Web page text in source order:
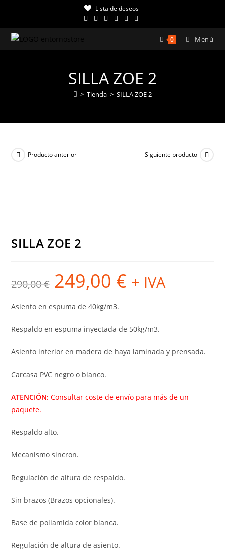
contenido
Lista de deseos -
0 Menú
SILLA ZOE 2
> Tienda > SILLA ZOE 2
Producto anterior Siguiente producto
SILLA ZOE 2
290,00€
El
precio
original
290,00 €.
249,00 €El
precio
actual
+ IVA
Asiento en espuma de 40kg/m3.
Respaldo en espuma inyectada de 50kg/m3.
Asiento interior en madera de haya laminada y prensada.
Carcasa PVC negro o blanco.
ATENCIÓN: Consultar coste de envío para más de un
paquete.
Respaldo alto.
Mecanismo sincron.
Regulación de altura de respaldo.
Sin brazos (Brazos opcionales).
Base de poliamida color blanca.
Regulación de altura de asiento.